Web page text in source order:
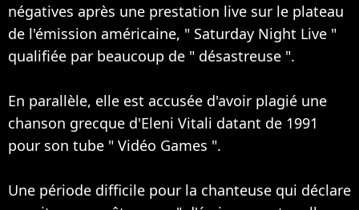
négatives après une prestation live sur le plateau
de l'émission américaine, " Saturday Night Live "
qualifiée par beaucoup de " désastreuse ".
En parallèle, elle est accusée d'avoir plagié une
chanson grecque d'Eleni Vitali datant de 1991
pour son tube " Vidéo Games ".
Une période difficile pour la chanteuse qui déclare